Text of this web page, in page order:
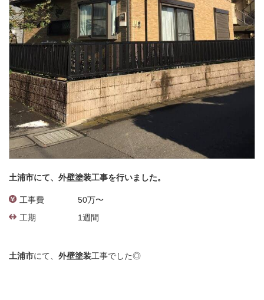
土浦市にて、外壁塗装工事を行いました。
工事費
50万〜
工期
1週間
土浦市にて、 外壁塗装工事でした◎